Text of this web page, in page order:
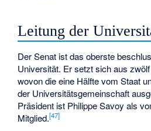
Leitung der
Der Senat ist das oberste
Universität. Er setzt sich aus
wovon die eine Hälfte vom Staat
der Universitätsgemeinschaft
Präsident ist Philippe Savoy als
Mitglied.[47]